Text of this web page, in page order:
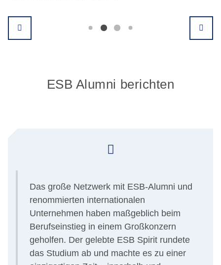
ESB Alumni berichten
Das große Netzwerk mit ESB-Alumni und
renommierten internationalen
Unternehmen haben maßgeblich beim
Berufseinstieg in einem Großkonzern
geholfen. Der gelebte ESB Spirit rundete
das Studium ab und machte es zu einer